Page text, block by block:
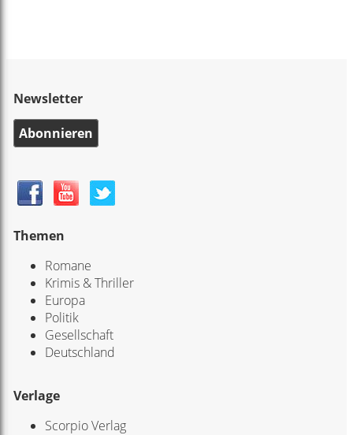
Newsletter
Abonnieren
Themen
Romane
Krimis & Thriller
Europa
Politik
Gesellschaft
Deutschland
Verlage
Scorpio Verlag